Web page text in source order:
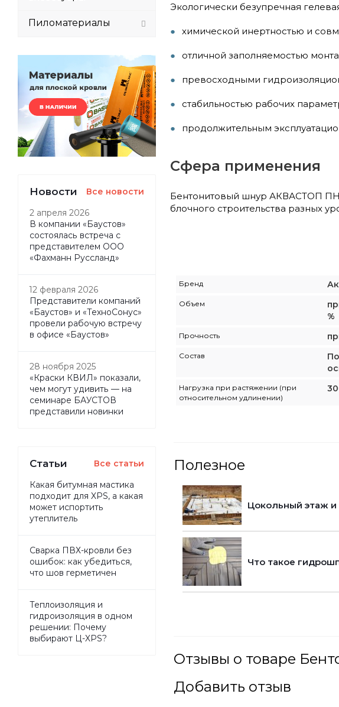
Экологически безупречная
химической инертностью и
отличной заполняемостью
превосходными
стабильностью рабочих
продолжительным
Сфера применения
Бентонитовый шнур АКВАСТОП
блочного строительства разных
Бренд
Объем
%
Прочность
Состав
Нагрузка при растяжении (при
относительном удлинении)
Полезное
Цокольный этаж
Что такое
Отзывы о товаре
Добавить отзыв
Пиломатериалы
Новости Все новости
2 апреля 2026
В компании «Баустов»
состоялась встреча с
представителем ООО
«Фахманн Руссланд»
12 февраля 2026
Представители компаний
«Баустов» и «ТехноСонус»
провели рабочую встречу
в офисе «Баустов»
28 ноября 2025
«Краски КВИЛ» показали,
чем могут удивить — на
семинаре БАУСТОВ
представили новинки
Статьи Все статьи
Какая битумная мастика
подходит для XPS, а какая
может испортить
утеплитель
Сварка ПВХ-кровли без
ошибок: как убедиться,
что шов герметичен
Теплоизоляция и
гидроизоляция в одном
решении: Почему
выбирают Ц-XPS?